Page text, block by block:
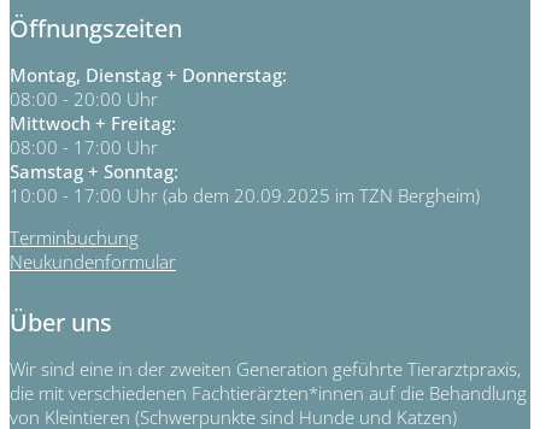
Öffnungszeiten
Montag, Dienstag + Donnerstag:
08:00 - 20:00 Uhr
Mittwoch + Freitag:
08:00 - 17:00 Uhr
Samstag + Sonntag:
10:00 - 17:00 Uhr (ab dem 20.09.2025 im TZN Bergheim)
Terminbuchung
Neukundenformular
Über uns
Wir sind eine in der zweiten Generation geführte Tierarztpraxis,
die mit verschiedenen Fachtierärzten*innen auf die Behandlung
von Kleintieren (Schwerpunkte sind Hunde und Katzen)